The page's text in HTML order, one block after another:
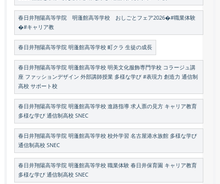
春日井翔陽高等学院 明蓬館高等学校 おしごとフェア2026�#職業体験
�#キャリア教
春日井翔陽高等学院 明蓬館高等学校 町クラ 生徒の成長
春日井翔陽高等学院 明蓬館高等学校 明美文化服飾専門学校 コラージュ講
座 ファッションデザイン 外部講師授業 多様な学び #表現力 創造力 通信制
高校 サポート校
春日井翔陽高等学院 明蓬館高等学校 進路指導 求人票の見方 キャリア教育
多様な学び 通信制高校 SNEC
春日井翔陽高等学院 明蓬館高等学校 校外学習 名古屋港水族館 多様な学び
通信制高校 SNEC
春日井翔陽高等学院 明蓬館高等学校 職業体験 春日井保育園 キャリア教育
多様な学び 通信制高校 SNEC